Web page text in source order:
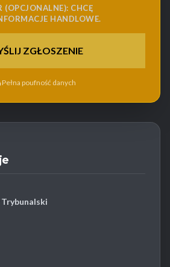
(OPCJONALNE): CHCĘ
HANDLOWE.
Pełna poufność danych